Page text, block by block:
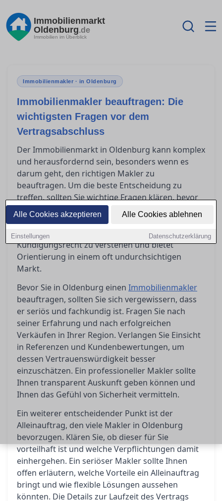
Alle Cookies akzeptieren Alle Cookies ablehnen
Einstellungen Datenschutzerklärung
Immobilienmarkt
Oldenburg.de
Immobilien im Überblick
Immobilienmakler · in Oldenburg
Immobilienmakler beauftragen: Die
wichtigsten Fragen vor dem
Vertragsabschluss
Der Immobilienmarkt in Oldenburg kann komplex
und herausfordernd sein, besonders wenn es
darum geht, den richtigen Makler zu
beauftragen. Um die beste Entscheidung zu
treffen, sollten Sie wichtige Fragen klären, bevor
Sie einen Vertrag unterschreiben. Dieser
Ratgeber hilft Ihnen dabei, die entscheidenden
Aspekte wie Alleinauftrag, Laufzeit und
Kündigungsrecht zu verstehen und bietet
Orientierung in einem oft undurchsichtigen
Markt.
Bevor Sie in Oldenburg einen Immobilienmakler
beauftragen, sollten Sie sich vergewissern, dass
er seriös und fachkundig ist. Fragen Sie nach
seiner Erfahrung und nach erfolgreichen
Verkäufen in Ihrer Region. Verlangen Sie Einsicht
in Referenzen und Kundenbewertungen, um
dessen Vertrauenswürdigkeit besser
einzuschätzen. Ein professioneller Makler sollte
Ihnen transparent Auskunft geben können und
Ihnen das Gefühl von Sicherheit vermitteln.
Ein weiterer entscheidender Punkt ist der
Alleinauftrag, den viele Makler in Oldenburg
bevorzugen. Klären Sie, ob dieser für Sie
vorteilhaft ist und welche Verpflichtungen damit
einhergehen. Ein seriöser Makler sollte Ihnen
offen erläutern, welche Vorteile ein Alleinauftrag
bringt und wie flexible Lösungen aussehen
könnten. Die Details zur Laufzeit des Vertrags